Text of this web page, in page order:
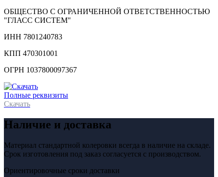
ОБЩЕСТВО С ОГРАНИЧЕННОЙ ОТВЕТСТВЕННОСТЬЮ
"ГЛАСС СИСТЕМ"
ИНН 7801240783
КПП 470301001
ОГРН 1037800097367
Полные реквизиты
Скачать
Наличие и доставка
Материал стандартной колеровки всегда в наличие на складе.
Срок изготовления под заказ согласуется с производством.
Ориентировочные сроки доставки